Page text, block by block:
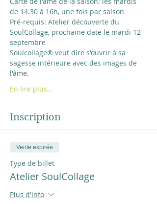
de 14.30 à 16h, une fois par saison
Pré-requis: Atelier découverte du
SoulCollage, prochaine date le mardi 12
septembre
Soulcollage® veut dire s'ouvrir à sa
sagesse intérieure avec des images de
l'âme.
En lire plus...
Inscription
Vente expirée
Type de billet
Atelier SoulCollage
Plus d'info